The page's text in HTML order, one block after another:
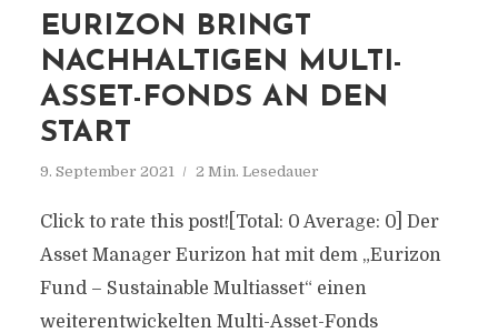
EURIZON BRINGT
NACHHALTIGEN MULTI-
ASSET-FONDS AN DEN
START
9. September 2021 2 Min. Lesedauer
Click to rate this post![Total: 0 Average: 0] Der
Asset Manager Eurizon hat mit dem „Eurizon
Fund – Sustainable Multiasset“ einen
weiterentwickelten Multi-Asset-Fonds